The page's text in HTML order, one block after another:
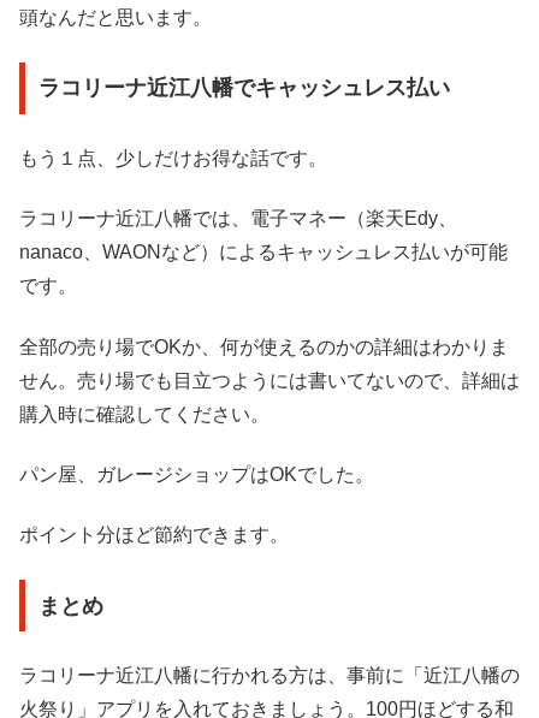
頭なんだと思います。
ラコリーナ近江八幡でキャッシュレス払い
もう１点、少しだけお得な話です。
ラコリーナ近江八幡では、電子マネー（楽天Edy、
nanaco、WAONなど）によるキャッシュレス払いが可能
です。
全部の売り場でOKか、何が使えるのかの詳細はわかりま
せん。売り場でも目立つようには書いてないので、詳細は
購入時に確認してください。
パン屋、ガレージショップはOKでした。
ポイント分ほど節約できます。
まとめ
ラコリーナ近江八幡に行かれる方は、事前に「近江八幡の
火祭り」アプリを入れておきましょう。100円ほどする和